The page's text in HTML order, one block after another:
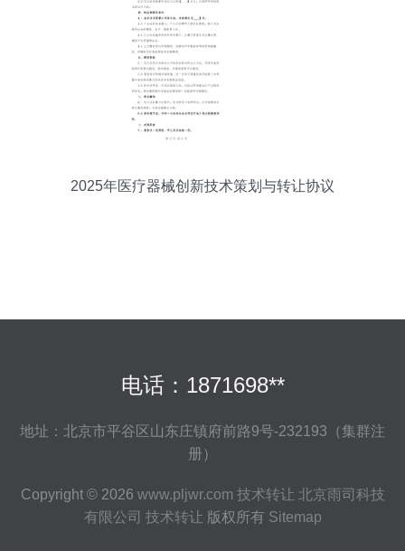
2025年医疗器械创新技术策划与转让协议
电话：1871698**
地址：北京市平谷区山东庄镇府前路9号-232193（集群注
册）
Copyright © 2026 www.pljwr.com 技术转让 北京雨司科技
有限公司 技术转让 版权所有 Sitemap